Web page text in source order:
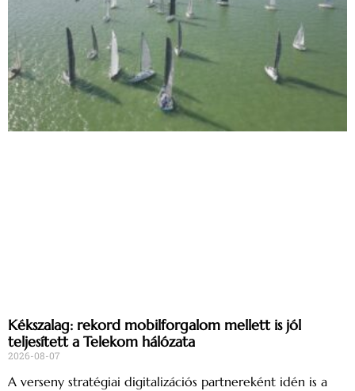
Kékszalag: rekord mobilforgalom mellett is jól
teljesített a Telekom hálózata
2026-08-07
A verseny stratégiai digitalizációs partnereként idén is a